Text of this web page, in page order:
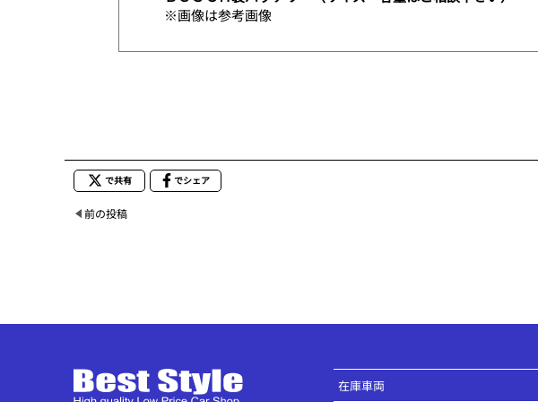
※画像は参考画像
で共有 でシェア
前の投稿
在庫車両